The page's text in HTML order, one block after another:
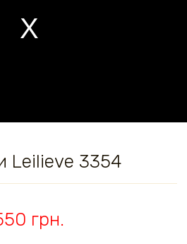
Leilieve 3354
грн.